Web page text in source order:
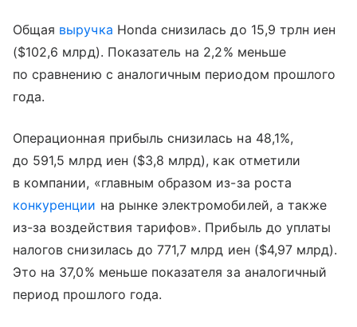
Общая выручка Honda снизилась до 15,9 трлн иен
($102,6 млрд). Показатель на 2,2% меньше
по сравнению с аналогичным периодом прошлого
года.
Операционная прибыль снизилась на 48,1%,
до 591,5 млрд иен ($3,8 млрд), как отметили
в компании, «главным образом из-за роста
конкуренции на рынке электромобилей, а также
из-за воздействия тарифов». Прибыль до уплаты
налогов снизилась до 771,7 млрд иен ($4,97 млрд).
Это на 37,0% меньше показателя за аналогичный
период прошлого года.